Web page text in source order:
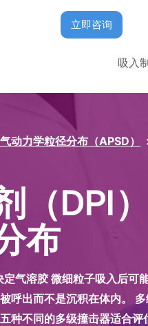
立即咨询
吸入
动力学粒径分布（APSD）
（DPI
布
气溶胶 微细粒子吸入后可
呼出而不是沉积在体内。
种不同的多级撞击器适合